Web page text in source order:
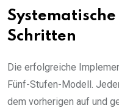
Schritten
Die erfolgreiche
Fünf-Stufen-Modell.
dem vorherigen auf und